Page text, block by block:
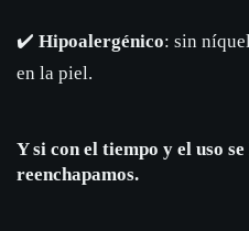
✔️ Hipoalergénico: sin
en la piel.
Y si con el tiempo y el uso
reenchapamos.